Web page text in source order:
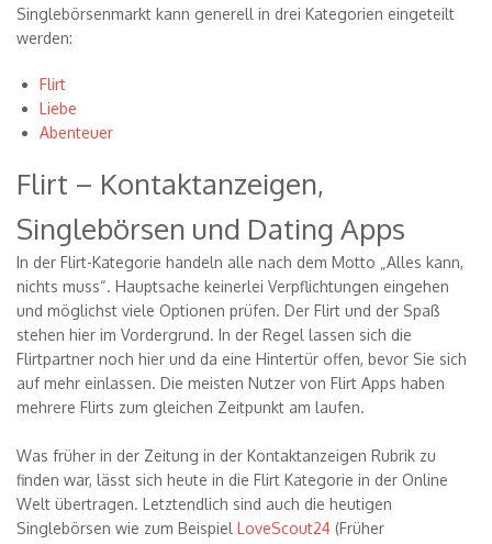
Singlebörsenmarkt kann generell in drei Kategorien eingeteilt
werden:
Flirt
Liebe
Abenteuer
Flirt – Kontaktanzeigen,
Singlebörsen und Dating Apps
In der Flirt-Kategorie handeln alle nach dem Motto „Alles kann,
nichts muss“. Hauptsache keinerlei Verpflichtungen eingehen
und möglichst viele Optionen prüfen. Der Flirt und der Spaß
stehen hier im Vordergrund. In der Regel lassen sich die
Flirtpartner noch hier und da eine Hintertür offen, bevor Sie sich
auf mehr einlassen. Die meisten Nutzer von Flirt Apps haben
mehrere Flirts zum gleichen Zeitpunkt am laufen.
Was früher in der Zeitung in der Kontaktanzeigen Rubrik zu
finden war, lässt sich heute in die Flirt Kategorie in der Online
Welt übertragen. Letztendlich sind auch die heutigen
Singlebörsen wie zum Beispiel LoveScout24 (Früher